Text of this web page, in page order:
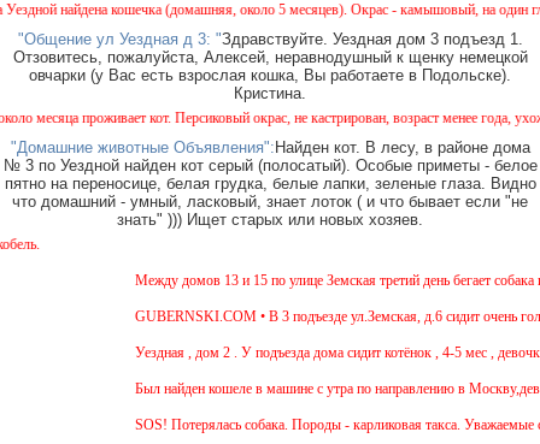
кошечка (домашняя, около 5 месяцев). Окрас - камышовый, на один глазик
"Общение ул Уездная д 3: "Здравствуйте. Уездная дом 3 подъезд 1.
Отзовитесь, пожалуйста, Алексей, неравнодушный к щенку немецкой
овчарки (у Вас есть взрослая кошка, Вы работаете в Подольске).
Кристина.
проживает кот. Персиковый окрас, не кастрирован, возраст менее года, ухожен,
"Домашние животные Объявления": Найден кот. В лесу, в районе дома
№ 3 по Уездной найден кот серый (полосатый). Особые приметы - белое
пятно на переносице, белая грудка, белые лапки, зеленые глаза. Видно
что домашний - умный, ласковый, знает лоток ( и что бывает если "не
знать" ))) Ищет старых или новых хозяев.
Между домов 13 и 15 по улице Земская третий день бегает собака из
GUBERNSKI.COM • В 3 подъезде ул.Земская, д.6 сидит очень
Уездная , дом 2 . У подъезда дома сидит котёнок , 4-5 мес , девочка.
Был найден кошеле в машине с утра по направлению в
SOS! Потерялась собака. Породы - карликовая такса. Уважаемые